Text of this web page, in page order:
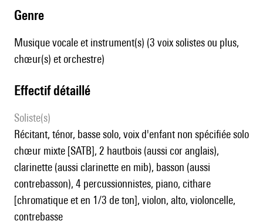
genre
Musique vocale et instrument(s) (3 voix solistes ou plus,
chœur(s) et orchestre)
effectif détaillé
Soliste(s)
récitant, ténor, basse solo, voix d'enfant non spécifiée solo
chœur mixte [SATB], 2 hautbois (aussi cor anglais),
clarinette (aussi clarinette en mib), basson (aussi
contrebasson), 4 percussionnistes, piano, cithare
[chromatique et en 1/3 de ton], violon, alto, violoncelle,
contrebasse